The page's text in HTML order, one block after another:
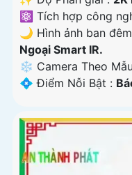
⚛️ Tích hợp công
🌙 Hình ảnh ban
Ngoại Smart IR.
❄ Camera Theo Mẫu
️💠 Điểm Nỗi Bật :